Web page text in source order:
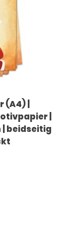
|
|
beidseitig